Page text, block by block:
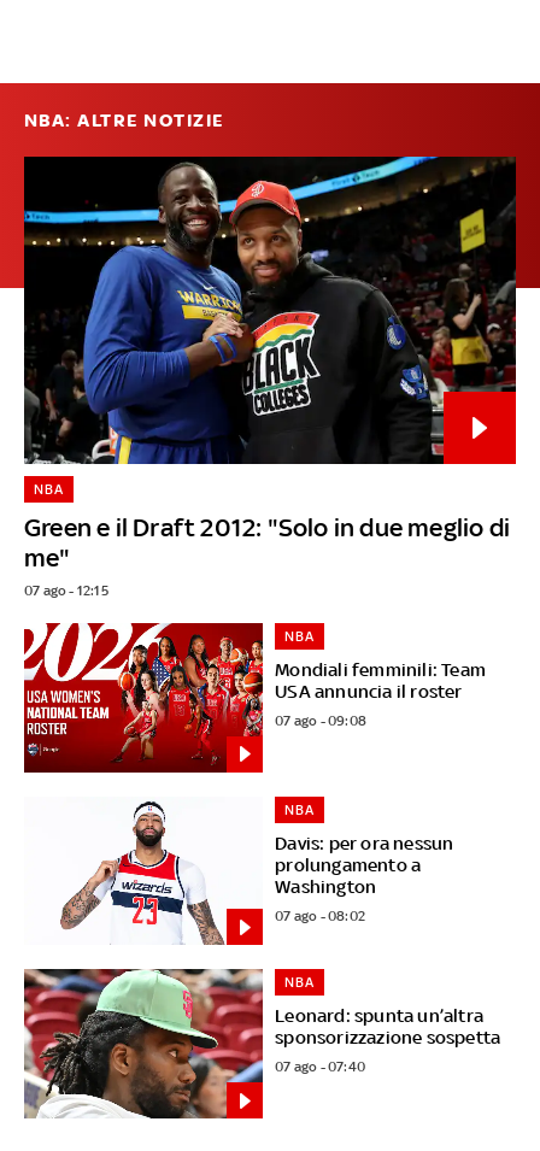
NBA: ALTRE NOTIZIE
Green e il Draft 2012: "Solo in due meglio di
me"
NBA
07 ago - 12:15
Mondiali femminili: Team
USA annuncia il roster
NBA
07 ago - 09:08
Davis: per ora nessun
prolungamento a
Washington
NBA
07 ago - 08:02
Leonard: spunta un’altra
sponsorizzazione sospetta
NBA
07 ago - 07:40